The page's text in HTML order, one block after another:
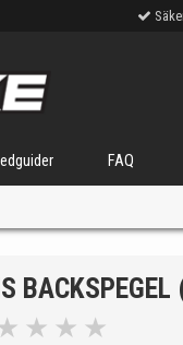
FAQ
★ ★ ★